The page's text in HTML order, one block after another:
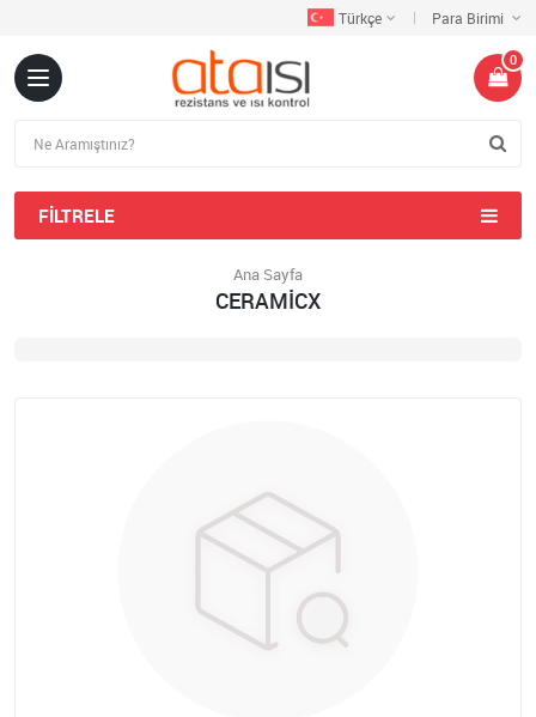
Türkçe Para Birimi
0
FILTRELE
Ana Sayfa
CERAMİCX